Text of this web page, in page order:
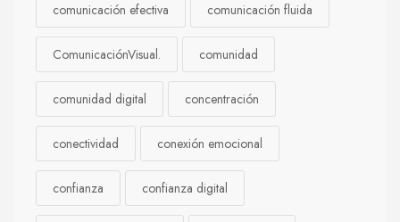
comunicación efectiva comunicación fluida
ComunicaciónVisual. comunidad
comunidad digital concentración
conectividad conexión emocional
confianza confianza digital